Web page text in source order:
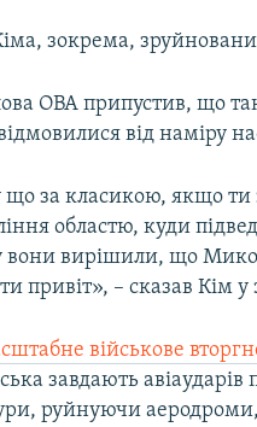
зокрема,
ОВА припустив, що
від наміру
за класикою, якщо ти
областю, куди
вони вирішили, що
привіт», – сказав Кім
військове
завдають
руйнуючи